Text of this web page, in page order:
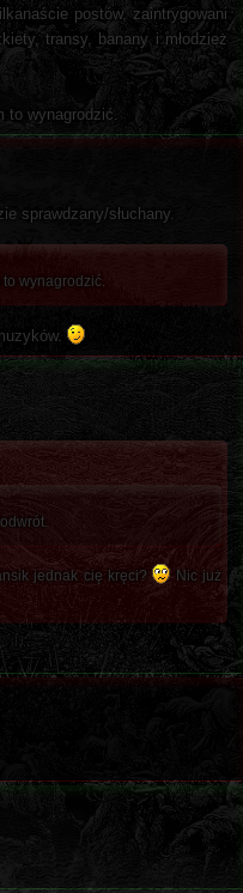
postów, zaintrygowani
transy, banany i młodzież
to wynagrodzić.
sprawdzany/słuchany.
to wynagrodzić.
jednak cię kręci?
Nic już